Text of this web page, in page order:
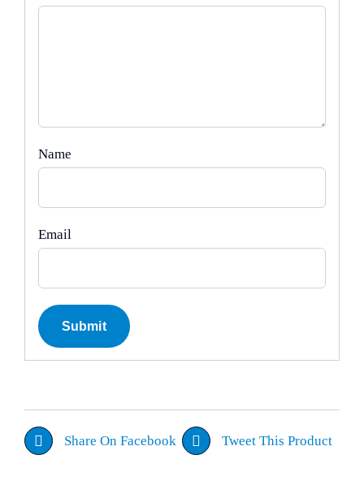
Name
Email
Share On Facebook Tweet This Product